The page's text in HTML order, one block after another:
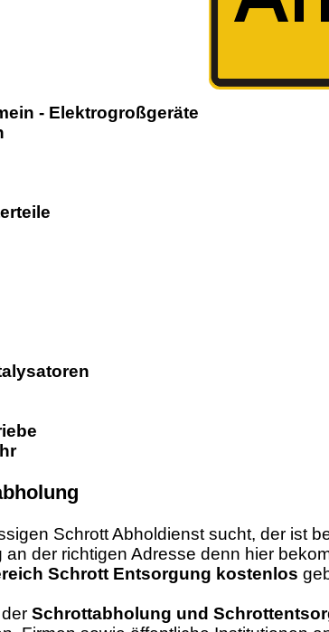
- Elektrogroßgeräte
Schrott Abholdienst sucht, der ist
an der richtigen Adresse denn hier
Schrott Entsorgung kostenlos
Schrottabholung und